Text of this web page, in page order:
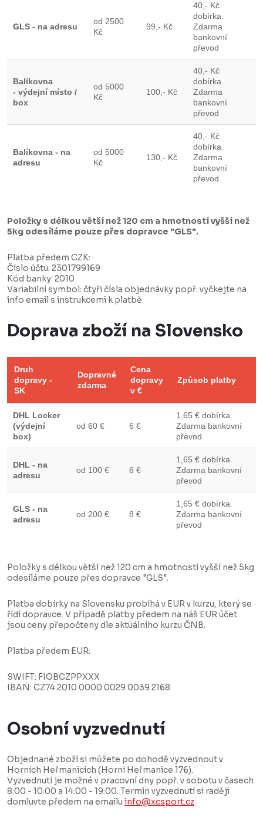
GLS - na adresu
od 2500
Kč
99,- Kč
40,- Kč
dobírka.
Zdarma
bankovní
převod
Balíkovna
- výdejní místo /
box
od 5000
Kč
100,- Kč
40,- Kč
dobírka.
Zdarma
bankovní
převod
Balíkovna - na
adresu
od 5000
Kč
130,- Kč
40,- Kč
dobírka.
Zdarma
bankovní
převod
Položky s délkou větší než 120 cm a hmotností vyšší než
5kg odesíláme pouze přes dopravce "GLS".
Platba předem CZK:
Číslo účtu: 2301799169
Kód banky: 2010
Variabilní symbol: čtyři čísla objednávky popř. vyčkejte na
info email s instrukcemi k platbě
Doprava zboží na Slovensko
Druh
dopravy -
SK
Dopravné
zdarma
Cena
dopravy
v €
Způsob platby
DHL Locker
(výdejní
box)
od 60 € 6 €
1,65 € dobírka.
Zdarma bankovní
převod
DHL - na
adresu
od 100 € 6 €
1,65 € dobírka.
Zdarma bankovní
převod
GLS - na
adresu
od 200 € 8 €
1,65 € dobírka.
Zdarma bankovní
převod
Položky s délkou větší než 120 cm a hmotností vyšší než 5kg
odesíláme pouze přes dopravce "GLS".
Platba dobírky na Slovensku probíhá v EUR v kurzu, který se
řídí dopravce. V případě platby předem na náš EUR účet
jsou ceny přepočteny dle aktuálního kurzu ČNB.
Platba předem EUR:
SWIFT: FIOBCZPPXXX
IBAN: CZ74 2010 0000 0029 0039 2168
Osobní vyzvednutí
Objednané zboží si můžete po dohodě vyzvednout v
Horních Heřmanicích (Horní Heřmanice 176).
Vyzvednutí je možné v pracovní dny popř. v sobotu v časech
8:00 - 10:00 a 14:00 - 19:00. Termín vyzvednutí si raději
domluvte předem na emailu info@xcsport.cz